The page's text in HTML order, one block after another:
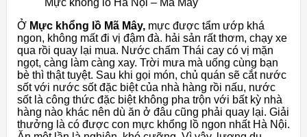
Mực khổng lồ Hà Nội – Mã Mây
Ở Mực khổng lồ Mã Mây, mực được tẩm ướp khá
ngon, không mất đi vị đậm đà. hải sản rất thơm, chạy xe
qua rồi quay lại mua. Nước chấm Thái cay có vị mặn
ngọt, càng làm càng xay. Trời mưa mà uống cùng bạn
bè thì thật tuyệt. Sau khi gọi món, chủ quán sẽ cắt nước
sốt với nước sốt đặc biệt của nhà hàng rồi nấu, nước
sốt là công thức đặc biệt không pha trộn với bất kỳ nhà
hàng nào khác nên dù ăn ở đâu cũng phải quay lại. Giải
thưởng là có được con mực khổng lồ ngon nhất Hà Nội.